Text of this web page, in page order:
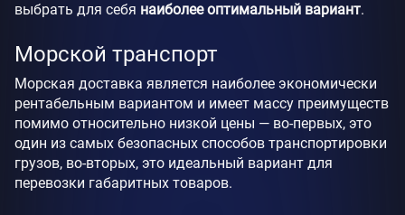
выбрать для себя наиболее оптимальный вариант.
Морской транспорт
Морская доставка является наиболее экономически
рентабельным вариантом и имеет массу преимуществ
помимо относительно низкой цены — во-первых, это
один из самых безопасных способов транспортировки
грузов, во-вторых, это идеальный вариант для
перевозки габаритных товаров.